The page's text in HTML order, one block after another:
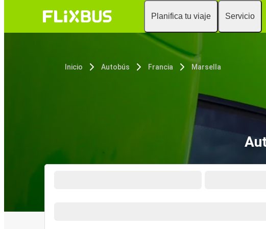
Planifica tu viaje Servicio
Inicio Autobús Francia Marsella